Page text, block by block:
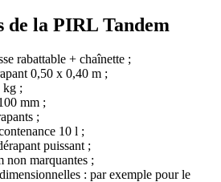
de la PIRL Tandem
rabattable + chaînette ;
0,50 x 0,40 m ;
kg ;
mm ;
;
10 l ;
puissant ;
non marquantes ;
: par exemple pour le